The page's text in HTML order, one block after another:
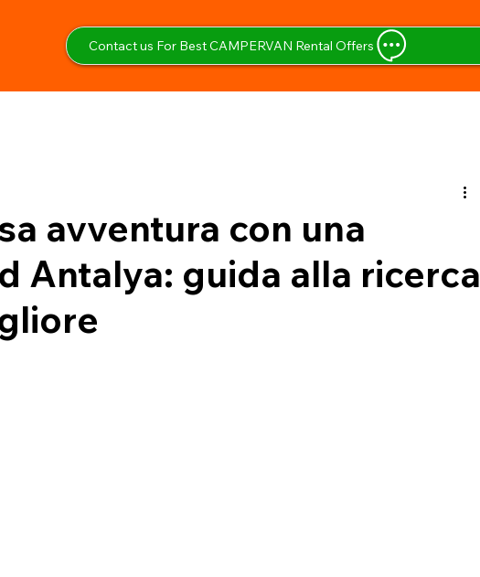
Contact us For Best CAMPERVAN Rental Offers
avventura con una
Antalya: guida alla ricerca